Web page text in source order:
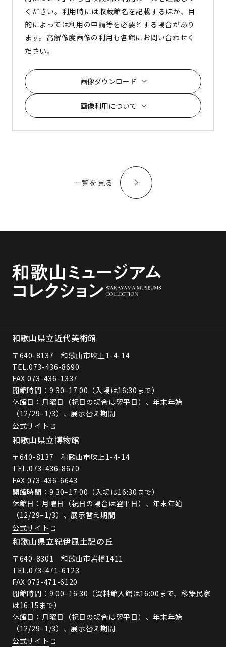
ください。利用時には収蔵館名を記載するほか、目
的によっては利用の申請等を必要とする場合があり
ます。高解像度画像の利用も各館にお問い合わせく
ださい。
画像ダウンロード
画像利用について
一覧を見る
和歌山県立近代美術館
〒640-8137 和歌山市吹上1-4-14
TEL.073-436-8690
FAX.073-436-1337
開館時間：9:30–17:00（入場は16:30まで）
休館日：月曜日（祝日の場合は翌平日）、年末年始
（12/29–1/3）、展示替え期間
公式サイト
和歌山県立博物館
〒640-8137 和歌山市吹上1-4-14
TEL.073-436-8670
FAX.073-436-6643
開館時間：9:30–17:00（入場は16:30まで）
休館日：月曜日（祝日の場合は翌平日）、年末年始
（12/29–1/3）、展示替え期間
公式サイト
和歌山県立紀伊風土記の丘
〒640-8301 和歌山市岩橋1411
TEL.073-471-6123
FAX.073-471-6120
開館時間：9:00–16:30（資料館入館は16:00まで、移築民家
は16:15まで）
休館日：月曜日（祝日の場合は翌平日）、年末年始
（12/29–1/3）、展示替え期間
公式サイト